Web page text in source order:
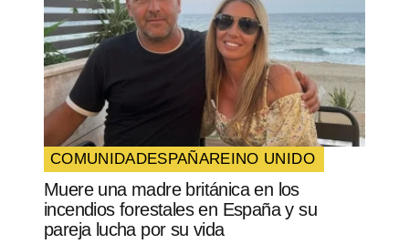
COMUNIDADESPAÑAREINO UNIDO
Muere una madre británica en los
incendios forestales en España y su
pareja lucha por su vida